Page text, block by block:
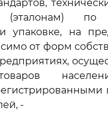
по
упаковке, на
от форм
-